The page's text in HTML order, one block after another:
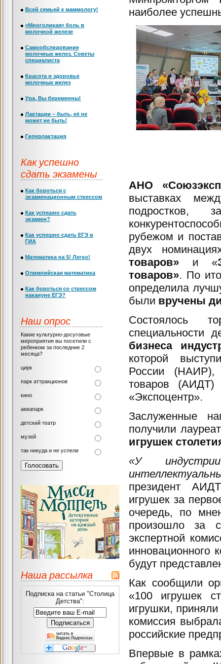
наиболее
АНО
выставках
подростков,
рубежом и
двух
товаров» и «
товаров». По
определила
были вручены
Состоялось
специальности
бизнеса
которой
России (НАИР),
товаров
«Экспоцентр».
Заслуженные
получили
игрушек
«У
президент
игрушек за
очередь, по
произошло за
экспертной
инновационного
будут
Как сообщили
«100 игрушек
игрушки,
комиссия
российские
Впервые в
Всей семьей к маммологу!
«Многоликая» боль в
молочной железе
Самообследование
молочных желез. Советы
специалиста
Красота и здоровье
молочных желез
Ура, Вы беременны!
Лактации – быть, её не
может не быть!
Гиперлактация
Как успешно
сдать экзамены
Как бороться с
экзаменационным стрессом
Как успешно сдать
экзамен?
Как успешно сдать ЕГЭ и
ГИА
Математика на 5! Легко!
Олимпийская математика
Как бороться со стрессом
накануне ЕГЭ?
Наш опрос
Какие культурно-досуговые
мероприятия вы посетили с
ребенком за последние 2
месяца?
цирк
парк аттракционов
кино
аквапарк
детский театр
музей
так никуда и не успели
Наша рассылка
Подписка на статьи "Столица
Детства":